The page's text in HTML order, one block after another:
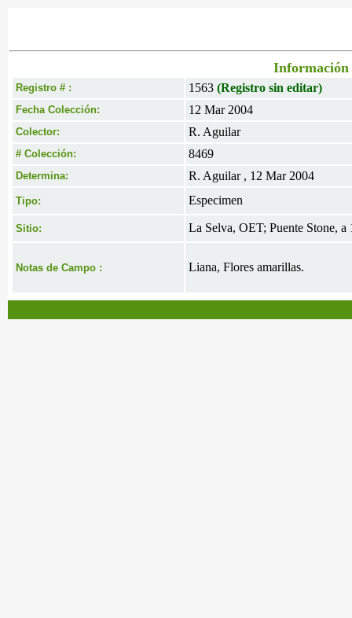
Información
Registro # : 1563 (Registro sin editar)
Fecha Colección: 12 Mar 2004
Colector: R. Aguilar
# Colección: 8469
Determina: R. Aguilar , 12 Mar 2004
Tipo: Especimen
Sitio: La Selva, OET; Puente Stone, a
Notas de Campo : Liana, Flores amarillas.